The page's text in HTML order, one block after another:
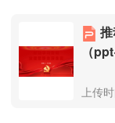
（
上传